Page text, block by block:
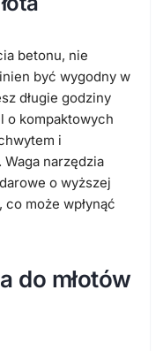
betonu, nie
być wygodny w
długie godziny
o kompaktowych
i
narzędzia
o wyższej
może wpłynąć
do młotów